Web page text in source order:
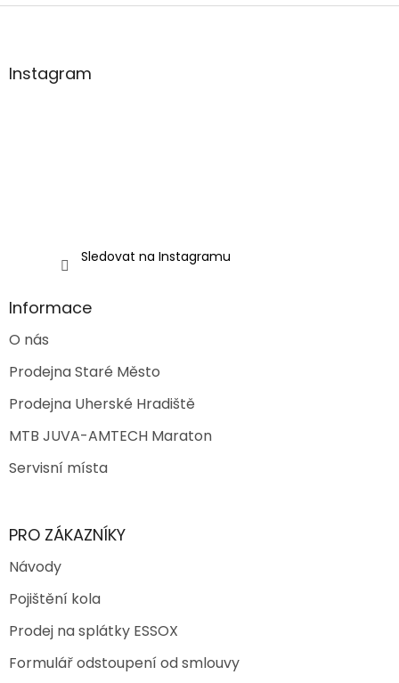
s
Z
aInstagram
Sledovat na Instagramu
Informace
O nás
Prodejna Staré Město
Prodejna Uherské Hradiště
MTB JUVA-AMTECH Maraton
Servisní místa
PRO ZÁKAZNÍKY
Návody
Pojištění kola
Prodej na splátky ESSOX
Formulář odstoupení od smlouvy